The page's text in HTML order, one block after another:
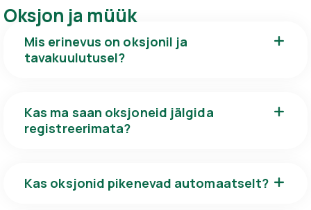
Oksjon ja müük
Mis erinevus on oksjonil ja
tavakuulutusel?
Kas ma saan oksjoneid jälgida
registreerimata?
Kas oksjonid pikenevad automaatselt?